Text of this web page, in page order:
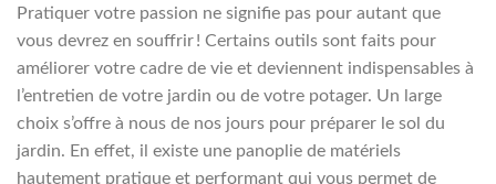
Pratiquer votre passion ne signifie pas pour autant que
vous devrez en souffrir ! Certains outils sont faits pour
améliorer votre cadre de vie et deviennent indispensables à
l’entretien de votre jardin ou de votre potager. Un large
choix s’offre à nous de nos jours pour préparer le sol du
jardin. En effet, il existe une panoplie de matériels
hautement pratique et performant qui vous permet de